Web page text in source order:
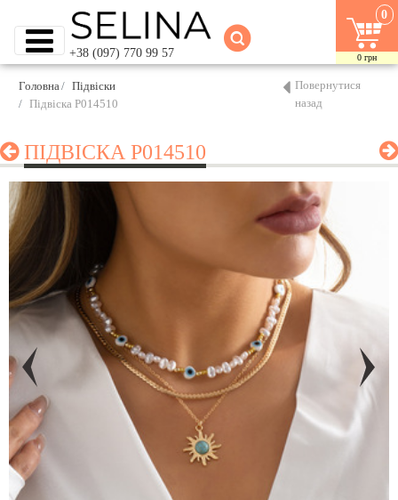
+38 (097) 770 99 57
0
0 грн
Головна
Підвіски
Підвіска P014510
Повернутися
назад
ПІДВІСКА P014510